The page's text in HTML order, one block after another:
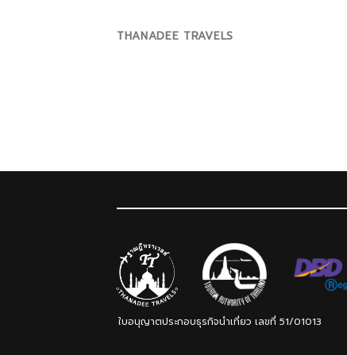
THANADEE TRAVELS
ใบอนุญาตประกอบธุรกิจนำเที่ยว เลขที่ 51/01013